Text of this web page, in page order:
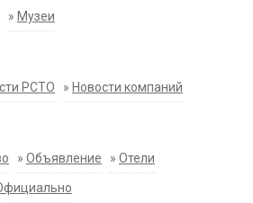
» Музеи
РСТО » Новости компаний
» Объявление » Отели